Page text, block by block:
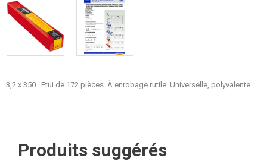
3,2 x 350 . Etui de 172 pièces. À enrobage rutile. Universelle, polyvalente.
Produits suggérés